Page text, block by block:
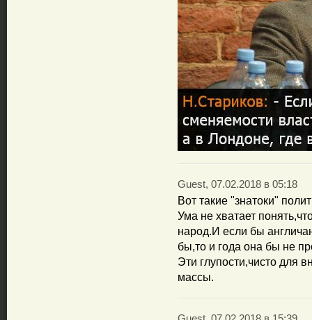
Guest, 07.02.2018 в 05:18
Вот такие "знатоки"
Ума не хватает
народ.И если бы
бы,то и года она бы не
Эти глупости,чисто для
массы.